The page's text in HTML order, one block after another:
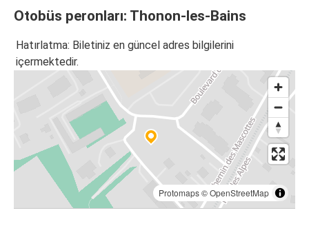
Otobüs peronları: Thonon-les-Bains
Hatırlatma: Biletiniz en güncel adres bilgilerini
içermektedir.
Protomaps©OpenStreetMap